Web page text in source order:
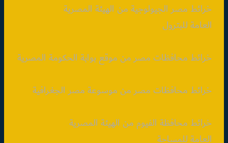
خرائط مصر الجيولوجية من الهيئة المصرية
العامة للبترول
خرائط محافظات مصر من موقع بوابة الحكومة المصرية
خرائط محافظات مصر من موسوعة مصر الجغرافية
خرائط محافظة الفيوم من الهيئة المصرية
العامة للمساحة